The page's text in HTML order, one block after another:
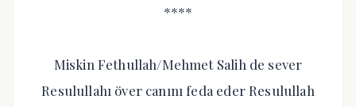
****
Miskin Fethullah/Mehmet Salih de sever
Resulullahı över canını feda eder Resulullah